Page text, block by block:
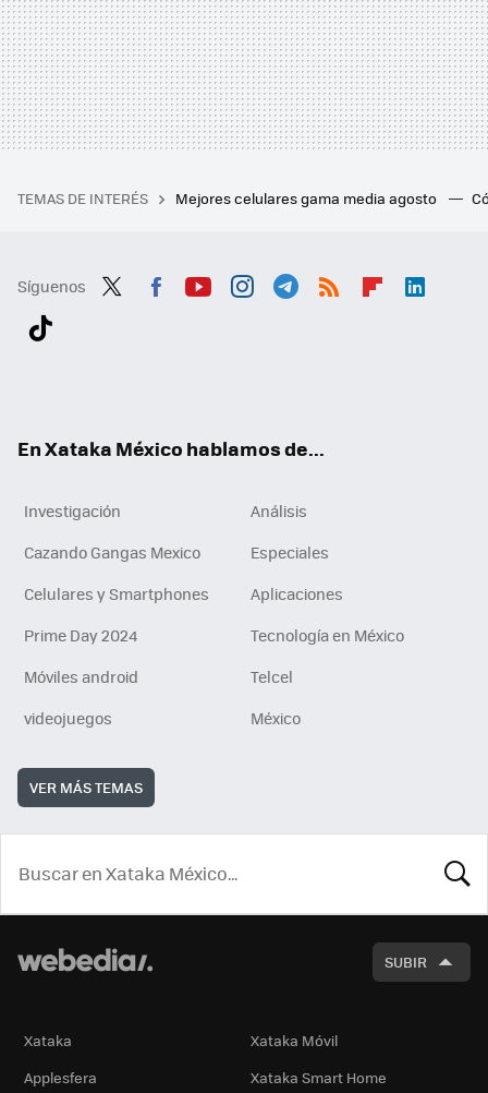
TEMAS DE INTERÉS Mejores celulares gama media agosto
Síguenos
En Xataka México hablamos de...
Investigación
Análisis
Cazando Gangas Mexico
Especiales
Celulares y Smartphones
Aplicaciones
Prime Day 2024
Tecnología en México
Móviles android
Telcel
videojuegos
México
VER MÁS TEMAS
SUBIR
Xataka
Xataka Móvil
Applesfera
Xataka Smart Home